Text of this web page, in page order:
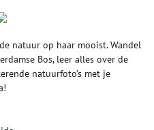
natuur op haar mooist. Wandel
Bos, leer alles over de
natuurfoto’s met je